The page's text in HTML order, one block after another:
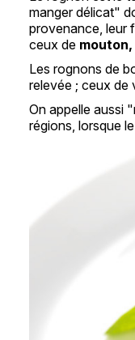
manger délicat"
provenance, leur
ceux de
Les rognons de
relevée ; ceux de
On appelle aussi
régions, lorsque